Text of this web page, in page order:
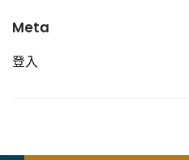
Meta
登入